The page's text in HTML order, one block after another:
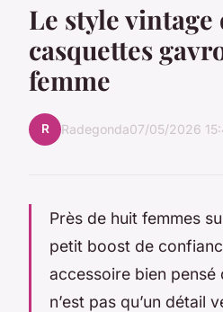
Le style vintage
casquettes
femme
R Radegonda07/05/2026
Près de huit femmes
petit boost de
accessoire bien pensé
n’est pas qu’un détail